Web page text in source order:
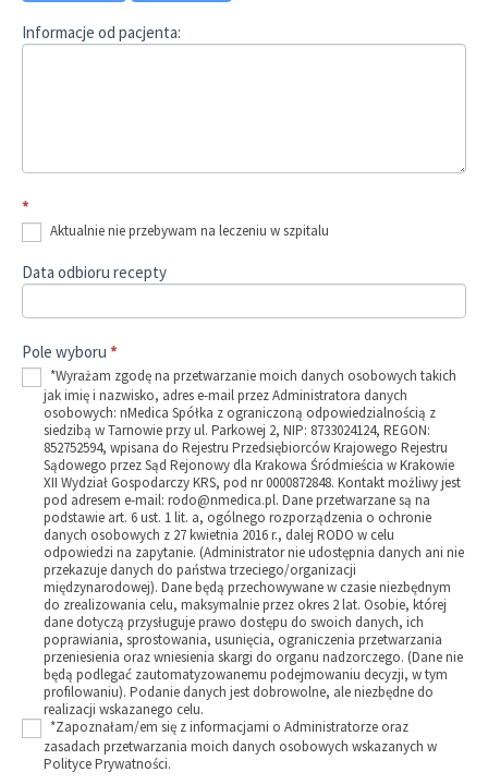
Informacje od pacjenta:
*
Aktualnie nie przebywam na leczeniu w szpitalu
Data odbioru recepty
Pole wyboru *
*Wyrażam zgodę na przetwarzanie moich danych osobowych takich
jak imię i nazwisko, adres e-mail przez Administratora danych
osobowych: nMedica Spółka z ograniczoną odpowiedzialnością z
siedzibą w Tarnowie przy ul. Parkowej 2, NIP: 8733024124, REGON:
852752594, wpisana do Rejestru Przedsiębiorców Krajowego Rejestru
Sądowego przez Sąd Rejonowy dla Krakowa Śródmieścia w Krakowie
XII Wydział Gospodarczy KRS, pod nr 0000872848. Kontakt możliwy jest
pod adresem e-mail: rodo@nmedica.pl. Dane przetwarzane są na
podstawie art. 6 ust. 1 lit. a, ogólnego rozporządzenia o ochronie
danych osobowych z 27 kwietnia 2016 r., dalej RODO w celu
odpowiedzi na zapytanie. (Administrator nie udostępnia danych ani nie
przekazuje danych do państwa trzeciego/organizacji
międzynarodowej). Dane będą przechowywane w czasie niezbędnym
do zrealizowania celu, maksymalnie przez okres 2 lat. Osobie, której
dane dotyczą przysługuje prawo dostępu do swoich danych, ich
poprawiania, sprostowania, usunięcia, ograniczenia przetwarzania
przeniesienia oraz wniesienia skargi do organu nadzorczego. (Dane nie
będą podlegać zautomatyzowanemu podejmowaniu decyzji, w tym
profilowaniu). Podanie danych jest dobrowolne, ale niezbędne do
realizacji wskazanego celu.
*Zapoznałam/em się z informacjami o Administratorze oraz
zasadach przetwarzania moich danych osobowych wskazanych w
Polityce Prywatności.